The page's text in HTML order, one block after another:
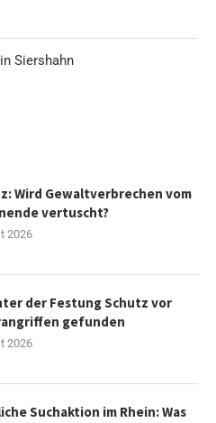
Siershahn
Wird Gewaltverbrechen vom
vertuscht?
2026
der Festung Schutz vor
gefunden
2026
Suchaktion im Rhein: Was